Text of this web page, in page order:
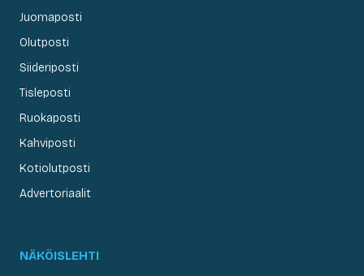
Juomaposti
Olutposti
Siideriposti
Tisleposti
Ruokaposti
Kahviposti
Kotiolutposti
Advertoriaalit
NÄKÖISLEHTI